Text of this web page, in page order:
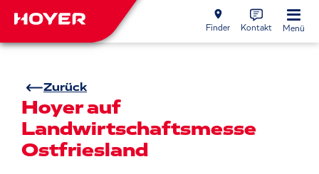
Finder Kontakt Menü
Zurück
Hoyer auf
Landwirtschaftsmesse
Ostfriesland